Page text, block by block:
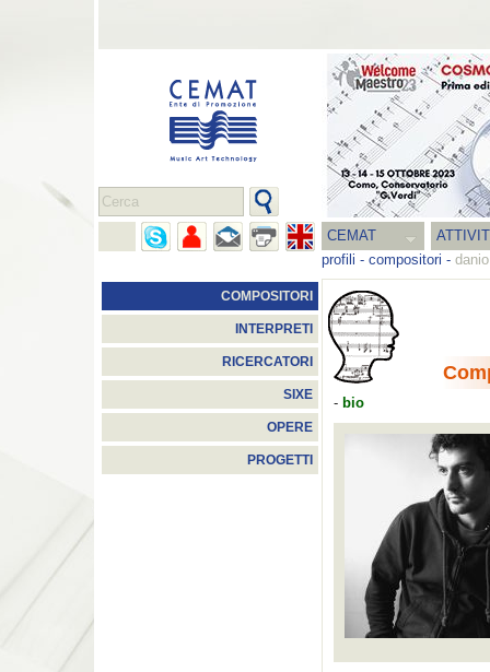
CEMAT
profili - compositori -
COMPOSITORI
INTERPRETI
RICERCATORI
SIXE
OPERE
PROGETTI
- bio